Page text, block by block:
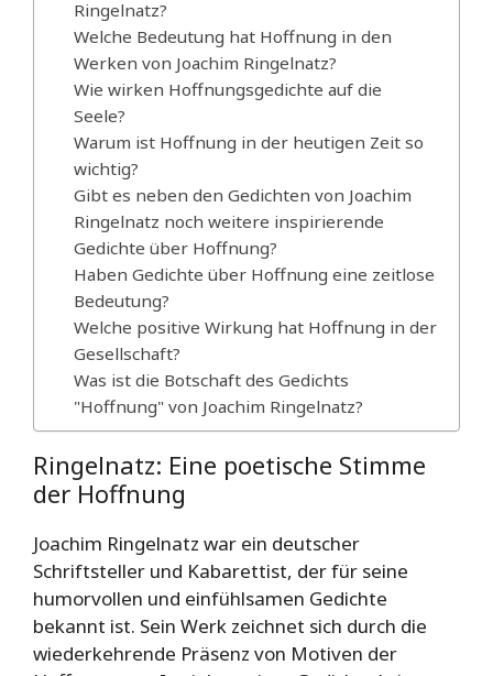
Ringelnatz?
Welche Bedeutung hat Hoffnung in den
Werken von Joachim Ringelnatz?
Wie wirken Hoffnungsgedichte auf die
Seele?
Warum ist Hoffnung in der heutigen Zeit so
wichtig?
Gibt es neben den Gedichten von Joachim
Ringelnatz noch weitere inspirierende
Gedichte über Hoffnung?
Haben Gedichte über Hoffnung eine zeitlose
Bedeutung?
Welche positive Wirkung hat Hoffnung in der
Gesellschaft?
Was ist die Botschaft des Gedichts
"Hoffnung" von Joachim Ringelnatz?
Ringelnatz: Eine poetische Stimme
der Hoffnung
Joachim Ringelnatz war ein deutscher
Schriftsteller und Kabarettist, der für seine
humorvollen und einfühlsamen Gedichte
bekannt ist. Sein Werk zeichnet sich durch die
wiederkehrende Präsenz von Motiven der